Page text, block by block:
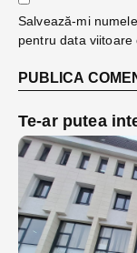
Salvează-mi
pentru data viitoare
Te-ar putea